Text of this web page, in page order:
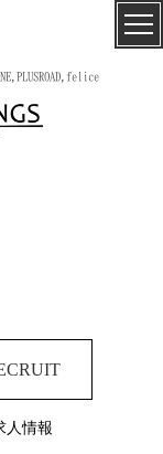
人情報